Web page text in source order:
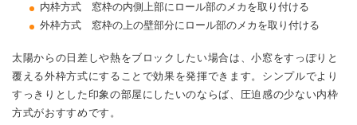
内枠方式 窓枠の内側上部にロール部のメカを取り付ける
外枠方式 窓枠の上の壁部分にロール部のメカを取り付ける
太陽からの日差しや熱をブロックしたい場合は、小窓をすっぽりと
覆える外枠方式にすることで効果を発揮できます。シンプルでより
すっきりとした印象の部屋にしたいのならば、圧迫感の少ない内枠
方式がおすすめです。